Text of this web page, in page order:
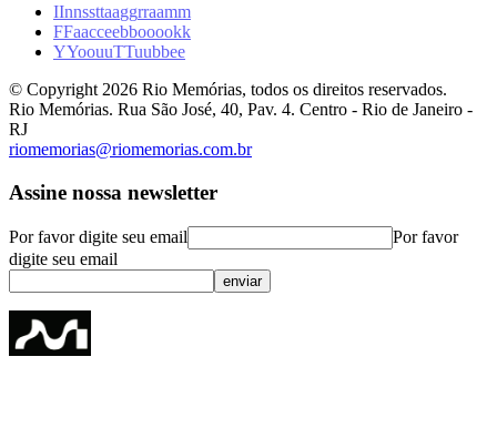
IInnssttaaggrraamm
FFaacceebbooookk
YYoouuTTuubbee
© Copyright 2026 Rio Memórias, todos os direitos reservados.
Rio Memórias. Rua São José, 40, Pav. 4. Centro - Rio de Janeiro -
RJ
riomemorias@riomemorias.com.br
Assine nossa newsletter
Por favor digite seu email
Por favor
digite seu email
enviar